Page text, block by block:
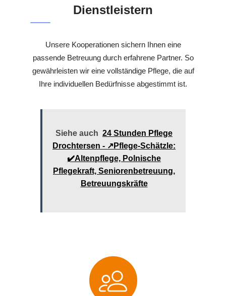
Dienstleistern
Unsere Kooperationen sichern Ihnen eine
passende Betreuung durch erfahrene Partner. So
gewährleisten wir eine vollständige Pflege, die auf
Ihre individuellen Bedürfnisse abgestimmt ist.
Siehe auch 24 Stunden Pflege
Drochtersen - ↗️Pflege-Schätzle:
✔️Altenpflege, Polnische
Pflegekraft, Seniorenbetreuung,
Betreuungskräfte